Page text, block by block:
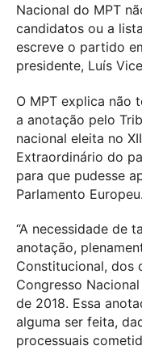
Nacional do MPT
candidatos ou a
escreve o partido
presidente, Luís
O MPT explica não
a anotação pelo
nacional eleita no
Extraordinário do
para que pudesse
Parlamento Europeu.
“A necessidade de
anotação,
Constitucional, dos
Congresso
de 2018. Essa
alguma ser feita,
processuais